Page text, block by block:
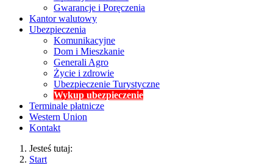
Gwarancje i Poręczenia
Kantor walutowy
Ubezpieczenia
Komunikacyjne
Dom i Mieszkanie
Generali Agro
Życie i zdrowie
Ubezpieczenie Turystyczne
Wykup ubezpieczenie
Terminale płatnicze
Western Union
Kontakt
Jesteś tutaj:
Start